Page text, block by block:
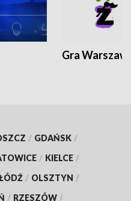
Gra
/ GDAŃSK /
/ KIELCE /
/ OLSZTYN /
/ RZESZÓW /